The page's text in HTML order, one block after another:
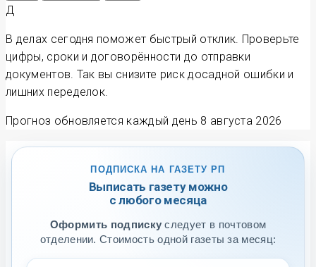
Д
В делах сегодня поможет быстрый отклик. Проверьте
цифры, сроки и договорённости до отправки
документов. Так вы снизите риск досадной ошибки и
лишних переделок.
Прогноз обновляется каждый день 8 августа 2026
ПОДПИСКА НА ГАЗЕТУ РП
Выписать газету можно
с любого месяца
Оформить подписку следует в почтовом
отделении. Стоимость одной газеты за месяц: